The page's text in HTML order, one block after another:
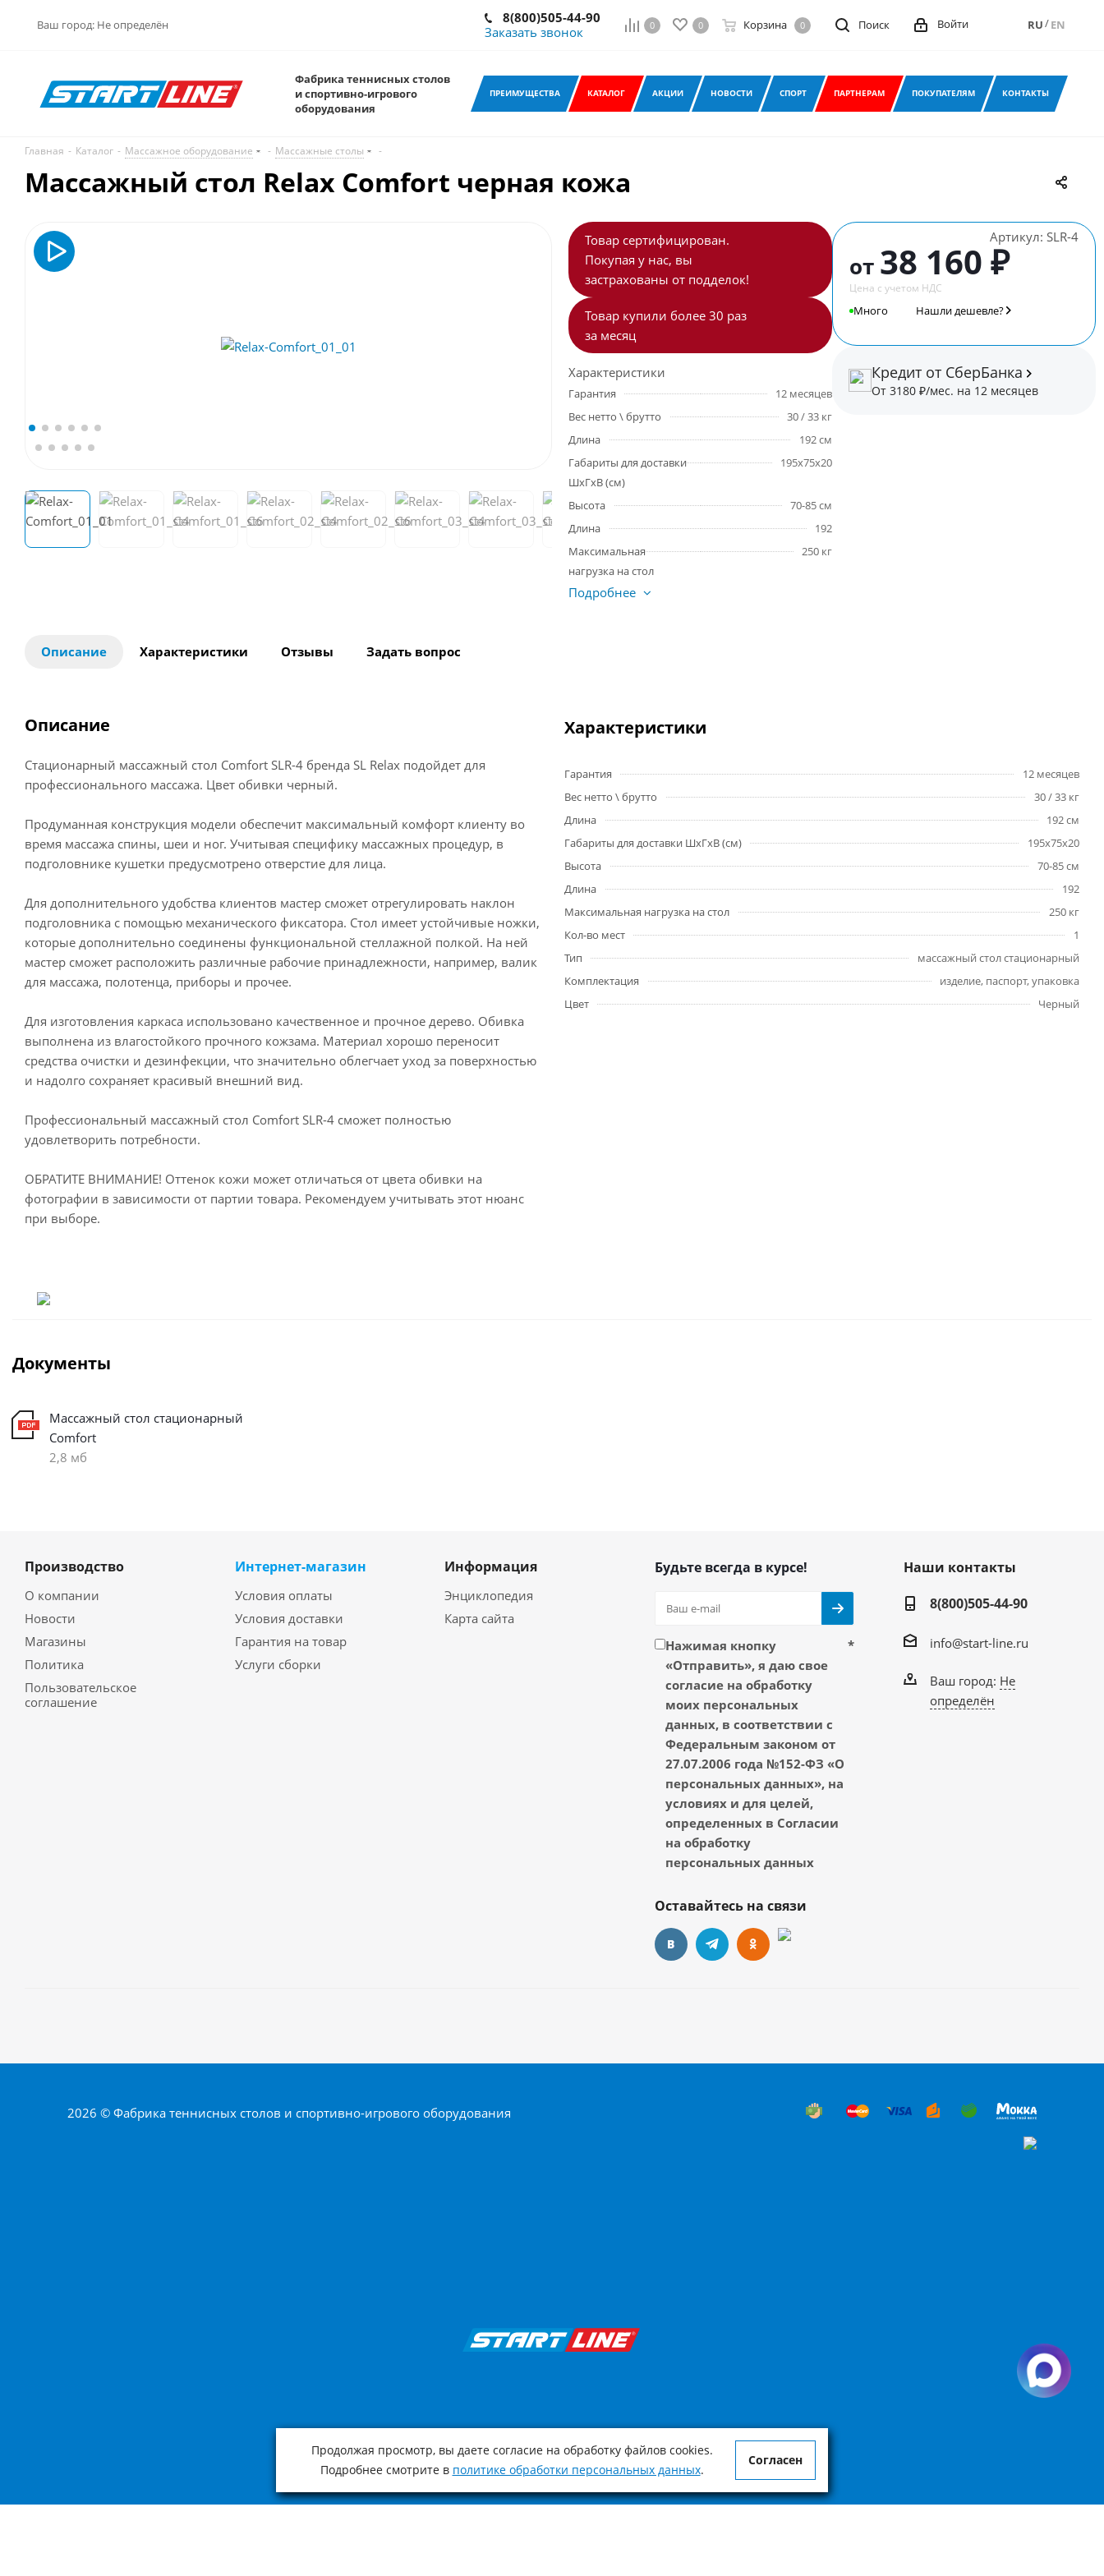
Ваш город: Не определён
8(800)505-44-90
Заказать звонок
0 0 Корзина 0 Поиск Войти RU/EN
Фабрика теннисных столов
и спортивно-игрового
оборудования
ПРЕИМУЩЕСТВА КАТАЛОГ АКЦИИ НОВОСТИ СПОРТ ПАРТНЕРАМ ПОКУПАТЕЛЯМ КОНТАКТЫ
Главная - Каталог - Массажное оборудование - Массажные столы -
Массажный стол Relax Comfort черная кожа
Товар сертифицирован.
Покупая у нас, вы
застрахованы от подделок!
Товар купили более 30 раз
за месяц
Характеристики
Гарантия
12 месяцев
Вес нетто \ брутто
30 / 33 кг
Длина
192 см
Габариты для доставки
ШхГхВ (см)
195x75x20
Высота
70-85 см
Длина
192
Максимальная
нагрузка на стол
250 кг
Подробнее
Артикул: SLR-4
от 38 160 ₽
Цена с учетом НДС
Много Нашли дешевле?
Кредит от СберБанка
От 3180 ₽/мес. на 12 месяцев
Описание Характеристики Отзывы Задать вопрос
Описание
Стационарный массажный стол Comfort SLR-4 бренда SL Relax подойдет для
профессионального массажа. Цвет обивки черный.
Продуманная конструкция модели обеспечит максимальный комфорт клиенту во
время массажа спины, шеи и ног. Учитывая специфику массажных процедур, в
подголовнике кушетки предусмотрено отверстие для лица.
Для дополнительного удобства клиентов мастер сможет отрегулировать наклон
подголовника с помощью механического фиксатора. Стол имеет устойчивые ножки,
которые дополнительно соединены функциональной стеллажной полкой. На ней
мастер сможет расположить различные рабочие принадлежности, например, валик
для массажа, полотенца, приборы и прочее.
Для изготовления каркаса использовано качественное и прочное дерево. Обивка
выполнена из влагостойкого прочного кожзама. Материал хорошо переносит
средства очистки и дезинфекции, что значительно облегчает уход за поверхностью
и надолго сохраняет красивый внешний вид.
Профессиональный массажный стол Comfort SLR-4 сможет полностью
удовлетворить потребности.
ОБРАТИТЕ ВНИМАНИЕ! Оттенок кожи может отличаться от цвета обивки на
фотографии в зависимости от партии товара. Рекомендуем учитывать этот нюанс
при выборе.
Характеристики
Гарантия
12 месяцев
Вес нетто \ брутто
30 / 33 кг
Длина
192 см
Габариты для доставки ШхГхВ (см)
195x75x20
Высота
70-85 см
Длина
192
Максимальная нагрузка на стол
250 кг
Кол-во мест
1
Тип
массажный стол стационарный
Комплектация
изделие, паспорт, упаковка
Цвет
Черный
Документы
Массажный стол стационарный
Comfort
2,8 мб
Производство
О компании
Новости
Магазины
Политика
Пользовательское
соглашение
Интернет-магазин
Условия оплаты
Условия доставки
Гарантия на товар
Услуги сборки
Информация
Энциклопедия
Карта сайта
Будьте всегда в курсе!
Нажимая кнопку
«Отправить», я даю свое
согласие на обработку
моих персональных
данных, в соответствии с
Федеральным законом от
27.07.2006 года №152-ФЗ «О
персональных данных», на
условиях и для целей,
определенных в Согласии
на обработку
персональных данных
*
Оставайтесь на связи
Наши контакты
8(800)505-44-90
info@start-line.ru
Ваш город: Не
определён
2026 © Фабрика теннисных столов и спортивно-игрового оборудования
Продолжая просмотр, вы даете согласие на обработку файлов cookies.
Подробнее смотрите в политике обработки персональных данных.
Согласен